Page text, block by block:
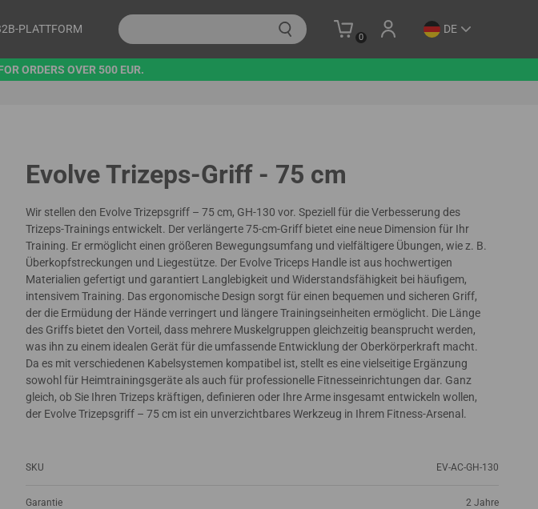
PLATTFORM
0
DE
ORDERS OVER 500 EUR.
Evolve Trizeps-Griff - 75 cm
Wir stellen den Evolve Trizepsgriff – 75 cm, GH-130 vor. Speziell für die Verbesserung des
Trizeps-Trainings entwickelt. Der verlängerte 75-cm-Griff bietet eine neue Dimension für Ihr
Training. Er ermöglicht einen größeren Bewegungsumfang und vielfältigere Übungen, wie z. B.
Überkopfstreckungen und Liegestütze. Der Evolve Triceps Handle ist aus hochwertigen
Materialien gefertigt und garantiert Langlebigkeit und Widerstandsfähigkeit bei häufigem,
intensivem Training. Das ergonomische Design sorgt für einen bequemen und sicheren Griff,
der die Ermüdung der Hände verringert und längere Trainingseinheiten ermöglicht. Die Länge
des Griffs bietet den Vorteil, dass mehrere Muskelgruppen gleichzeitig beansprucht werden,
was ihn zu einem idealen Gerät für die umfassende Entwicklung der Oberkörperkraft macht.
Da es mit verschiedenen Kabelsystemen kompatibel ist, stellt es eine vielseitige Ergänzung
sowohl für Heimtrainingsgeräte als auch für professionelle Fitnesseinrichtungen dar. Ganz
gleich, ob Sie Ihren Trizeps kräftigen, definieren oder Ihre Arme insgesamt entwickeln wollen,
der Evolve Trizepsgriff – 75 cm ist ein unverzichtbares Werkzeug in Ihrem Fitness-Arsenal.
SKU EV-AC-GH-130
Garantie 2 Jahre